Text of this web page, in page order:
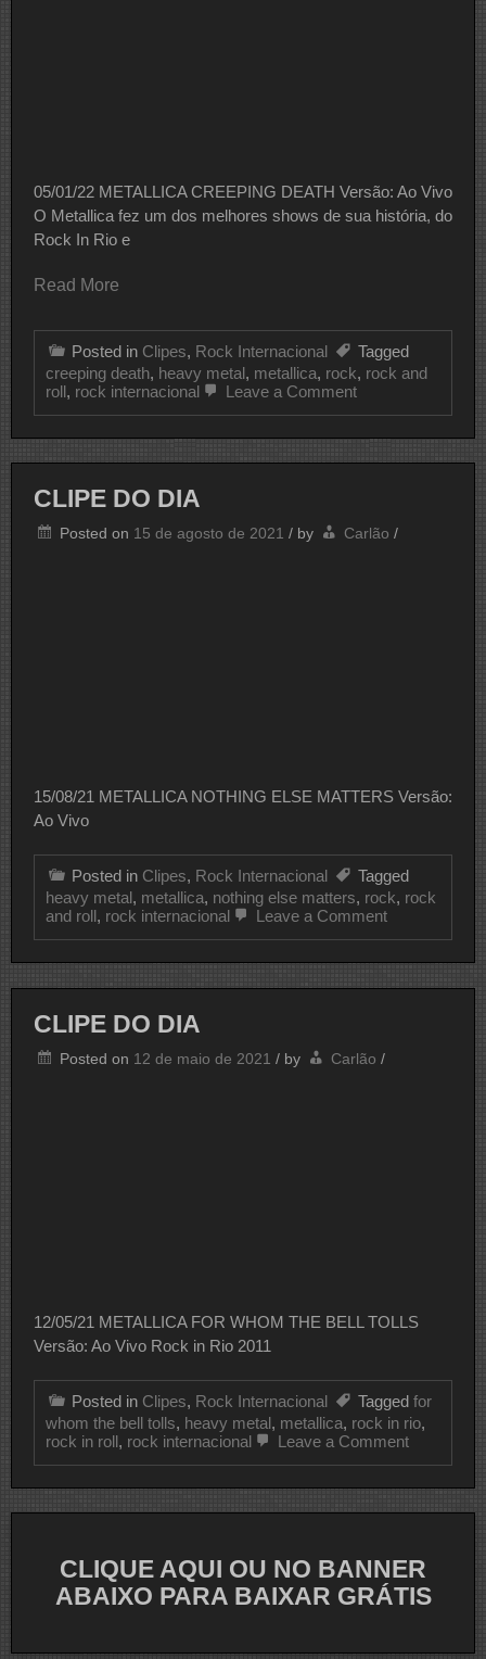
05/01/22 METALLICA CREEPING DEATH Versão: Ao Vivo
O Metallica fez um dos melhores shows de sua história, do
Rock In Rio e
Read More
Posted in Clipes, Rock Internacional
Tagged
creeping death, heavy metal, metallica, rock, rock and
roll, rock internacional Leave a Commenton
METALLICA
CLIPE DO DIA
Posted on 15 de agosto de 2021 / by Carlão /
15/08/21 METALLICA NOTHING ELSE MATTERS Versão:
Ao Vivo
Posted in Clipes, Rock Internacional
Tagged
heavy metal, metallica, nothing else matters, rock, rock
and roll, rock internacional Leave a Commenton
CLIPE DO DIA
Posted on 12 de maio de 2021 / by Carlão /
12/05/21 METALLICA FOR WHOM THE BELL TOLLS
Versão: Ao Vivo Rock in Rio 2011
Posted in Clipes, Rock Internacional Tagged for
whom the bell tolls, heavy metal, metallica, rock in rio,
rock in roll, rock internacional Leave a Commenton
CLIQUE AQUI OU NO BANNER
ABAIXO PARA BAIXAR GRÁTIS